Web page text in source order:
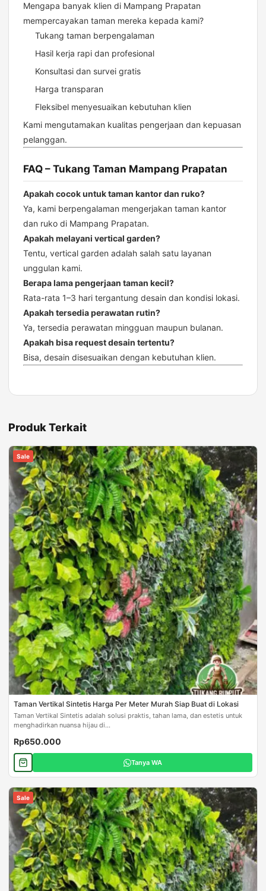
Mengapa banyak klien di Mampang Prapatan
mempercayakan taman mereka kepada kami?
Tukang taman berpengalaman
Hasil kerja rapi dan profesional
Konsultasi dan survei gratis
Harga transparan
Fleksibel menyesuaikan kebutuhan klien
Kami mengutamakan kualitas pengerjaan dan kepuasan
pelanggan.
FAQ – Tukang Taman Mampang Prapatan
Apakah cocok untuk taman kantor dan ruko?
Ya, kami berpengalaman mengerjakan taman kantor
dan ruko di Mampang Prapatan.
Apakah melayani vertical garden?
Tentu, vertical garden adalah salah satu layanan
unggulan kami.
Berapa lama pengerjaan taman kecil?
Rata-rata 1–3 hari tergantung desain dan kondisi lokasi.
Apakah tersedia perawatan rutin?
Ya, tersedia perawatan mingguan maupun bulanan.
Apakah bisa request desain tertentu?
Bisa, desain disesuaikan dengan kebutuhan klien.
Produk Terkait
Sale
Taman Vertikal Sintetis Harga Per Meter Murah Siap Buat di Lokasi
Taman Vertikal Sintetis adalah solusi praktis, tahan lama, dan estetis untuk
menghadirkan nuansa hijau di...
Rp650.000
Tanya WA
Sale